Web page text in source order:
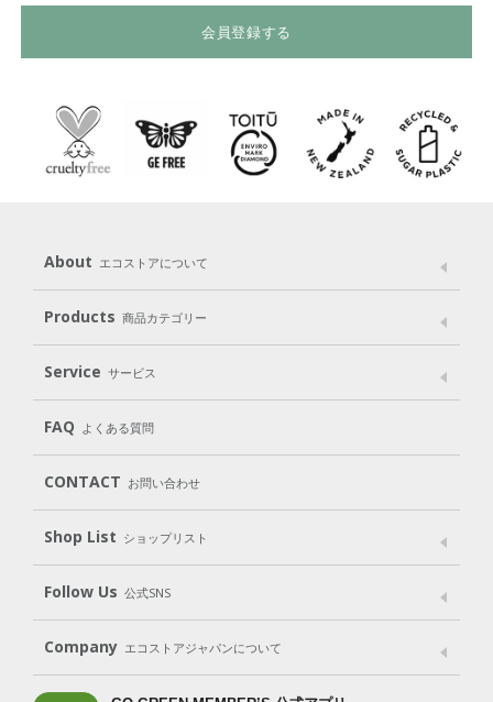
会員登録する
About エコストアについて
メッセージ ブランドストーリー
パッケージへのこだわり
動物実験をしない
Products 商品カテゴリー
Laundry
Cleaning Baby Kids
Body（ボディ） Hair（ヘア） Oral care（オーラルケア）
Goods （グッズ）
Gift set
Service サービス
User Guide
Subscription（定期便）
FAQ よくある質問
CONTACT お問い合わせ
Shop List ショップリスト
Shop List
Follow Us 公式SNS
LINE＠ Instagram Facebook
Company エコストアジャパンについて
会社案内 ご利用規約 プライバシーポリシー